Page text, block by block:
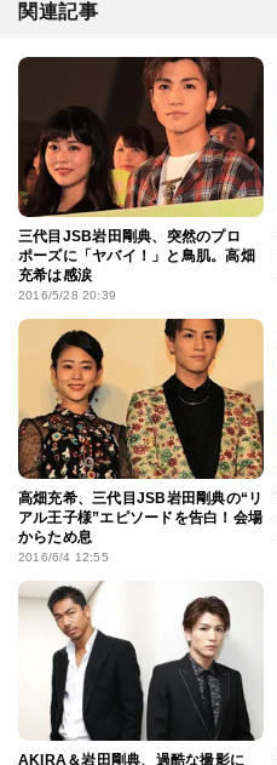
関連記事
三代目JSB岩田剛典、突然のプロ
ポーズに「ヤバイ！」と鳥肌。高畑
充希は感涙
2016/5/28 20:39
高畑充希、三代目JSB岩田剛典の“リ
アル王子様”エピソードを告白！会場
からため息
2016/6/4 12:55
AKIRA＆岩田剛典、過酷な撮影に